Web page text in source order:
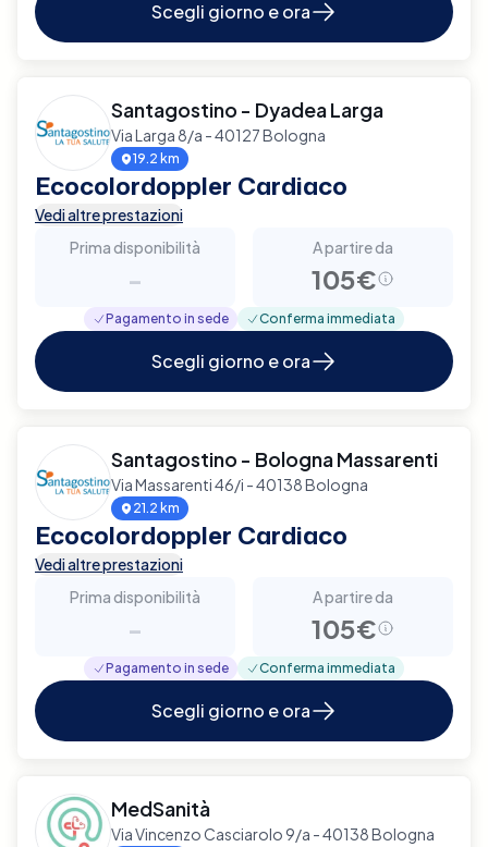
Scegli giorno e ora
Santagostino - Dyadea Larga
Via Larga 8/a - 40127 Bologna
19.2 km
Ecocolordoppler Cardiaco
Vedi altre prestazioni
Prima disponibilità
-
A partire da
105€
Pagamento in sede Conferma immediata
Scegli giorno e ora
Santagostino - Bologna Massarenti
Via Massarenti 46/i - 40138 Bologna
21.2 km
Ecocolordoppler Cardiaco
Vedi altre prestazioni
Prima disponibilità
-
A partire da
105€
Pagamento in sede Conferma immediata
Scegli giorno e ora
MedSanità
Via Vincenzo Casciarolo 9/a - 40138 Bologna